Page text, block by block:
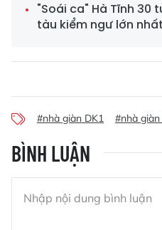
"Soái ca" Hà Tĩnh 30
tàu kiểm ngư lớn
#nhà giàn DK1 #nhà
BÌNH LUẬN